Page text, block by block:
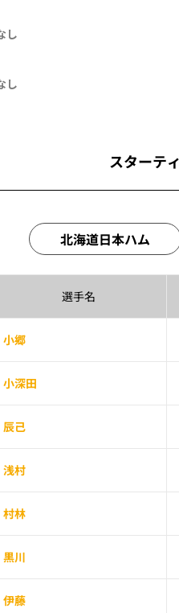
し
し
スターテ
北海道日本ハム
選手名
小郷
小深田
辰己
浅村
村林
黒川
伊藤